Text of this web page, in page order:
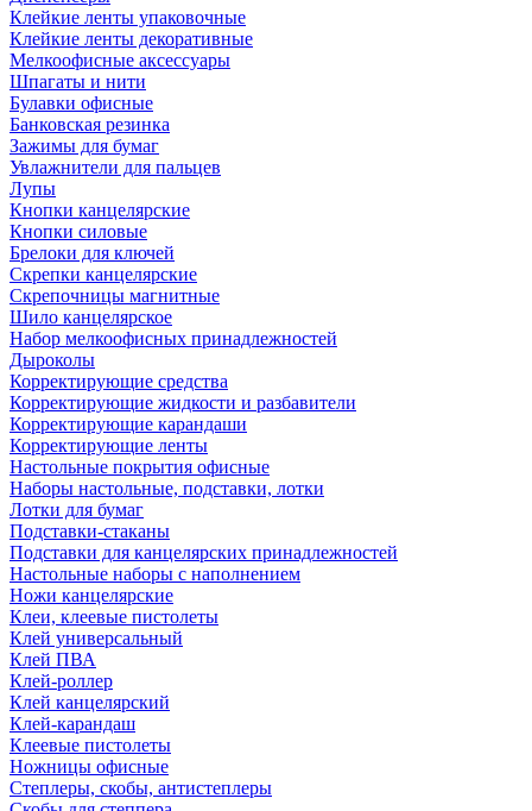
Клейкие ленты упаковочные
Клейкие ленты декоративные
Мелкоофисные аксессуары
Шпагаты и нити
Булавки офисные
Банковская резинка
Зажимы для бумаг
Увлажнители для пальцев
Лупы
Кнопки канцелярские
Кнопки силовые
Брелоки для ключей
Скрепки канцелярские
Скрепочницы магнитные
Шило канцелярское
Набор мелкоофисных принадлежностей
Дыроколы
Корректирующие средства
Корректирующие жидкости и разбавители
Корректирующие карандаши
Корректирующие ленты
Настольные покрытия офисные
Наборы настольные, подставки, лотки
Лотки для бумаг
Подставки-стаканы
Подставки для канцелярских принадлежностей
Настольные наборы с наполнением
Ножи канцелярские
Клеи, клеевые пистолеты
Клей универсальный
Клей ПВА
Клей-роллер
Клей канцелярский
Клей-карандаш
Клеевые пистолеты
Ножницы офисные
Степлеры, скобы, антистеплеры